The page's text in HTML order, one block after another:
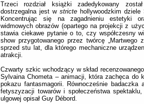
Trzeci rozdział książki zadedykowany
dostrzegalna jest w stricte hollywoodzkim dziele
Koncentrując się na zagadnieniu estetyki
widmowych obrazów (opartego na projekcji z
stawia ciekawe pytanie o to, czy współczesny
show przygotowanego przez twórcę „Martwego
sprzed stu lat, dla którego mechaniczne
atrakcji.
Czwarty szkic wchodzący w skład
Sylvaina Chometa – animacji, która zachęca do
pokazu fantasmagorii. Równocześnie
fetyszyzacji towarów i społeczeństwa
ulgowej opisał Guy Débord.